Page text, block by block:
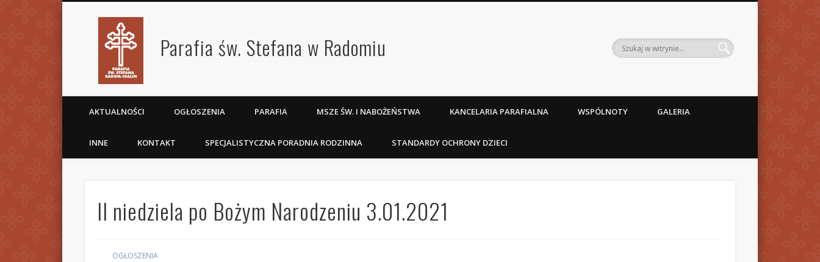
Parafia św. Stefana w Radomiu
AKTUALNOŚCI OGŁOSZENIA PARAFIA MSZE ŚW. I NABOŻEŃSTWA KANCELARIA PARAFIALNA WSPÓLNOTY GALERIA
INNE KONTAKT SPECJALISTYCZNA PORADNIA RODZINNA STANDARDY OCHRONY DZIECI
II niedziela po Bożym Narodzeniu 3.01.2021
OGŁOSZENIA